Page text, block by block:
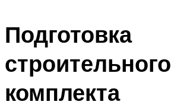
Подготовка
строительного
комплекта